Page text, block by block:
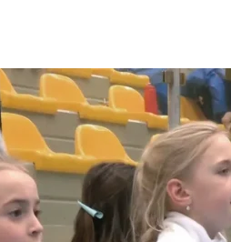
gobelínu se koná od 31.